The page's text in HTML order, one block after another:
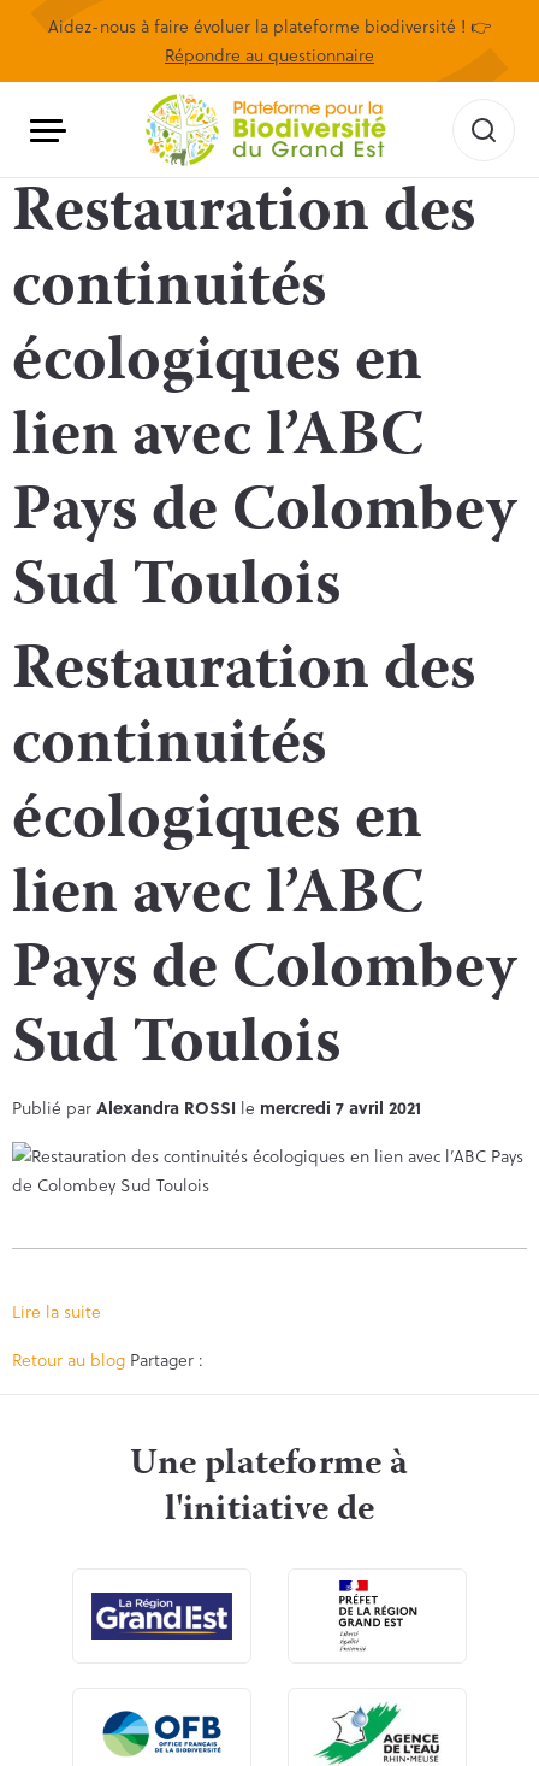
Aidez-nous à faire évoluer la plateforme biodiversité ! 👉
Répondre au questionnaire
Restauration des
continuités
écologiques en
lien avec l’ABC
Pays de Colombey
Sud Toulois
Restauration des
continuités
écologiques en
lien avec l’ABC
Pays de Colombey
Sud Toulois
Publié parAlexandra ROSSI le mercredi 7 avril 2021
Lire la suite
Retour au blog Partager :
Une plateforme à
l'initiative de